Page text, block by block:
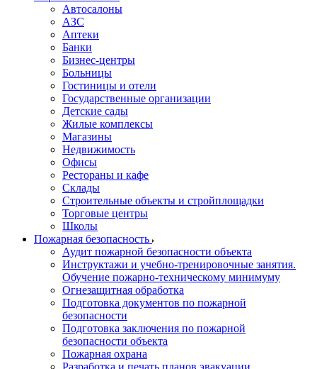
Автосалоны
АЗС
Аптеки
Банки
Бизнес-центры
Больницы
Гостиницы и отели
Государственные организации
Детские сады
Жилые комплексы
Магазины
Недвижимость
Офисы
Рестораны и кафе
Склады
Строительные объекты и стройплощадки
Торговые центры
Школы
Пожарная безопасность
Аудит пожарной безопасности объекта
Инструктажи и учебно-тренировочные занятия.
Обучение пожарно-техническому минимуму
Огнезащитная обработка
Подготовка документов по пожарной
безопасности
Подготовка заключения по пожарной
безопасности объекта
Пожарная охрана
Разработка и печать планов эвакуации